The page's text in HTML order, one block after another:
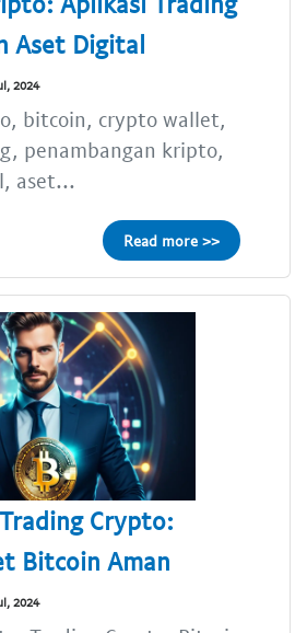
Aset Digital
2024
bitcoin, crypto wallet,
penambangan kripto,
aset...
Read more >>
Crypto:
Bitcoin Aman
2024